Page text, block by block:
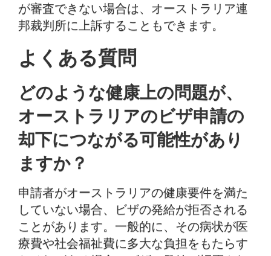
が審査できない場合は、オーストラリア連
邦裁判所に上訴することもできます。
よくある質問
どのような健康上の問題が、
オーストラリアのビザ申請の
却下につながる可能性があり
ますか？
申請者がオーストラリアの健康要件を満た
していない場合、ビザの発給が拒否される
ことがあります。一般的に、その病状が医
療費や社会福祉費に多大な負担をもたらす